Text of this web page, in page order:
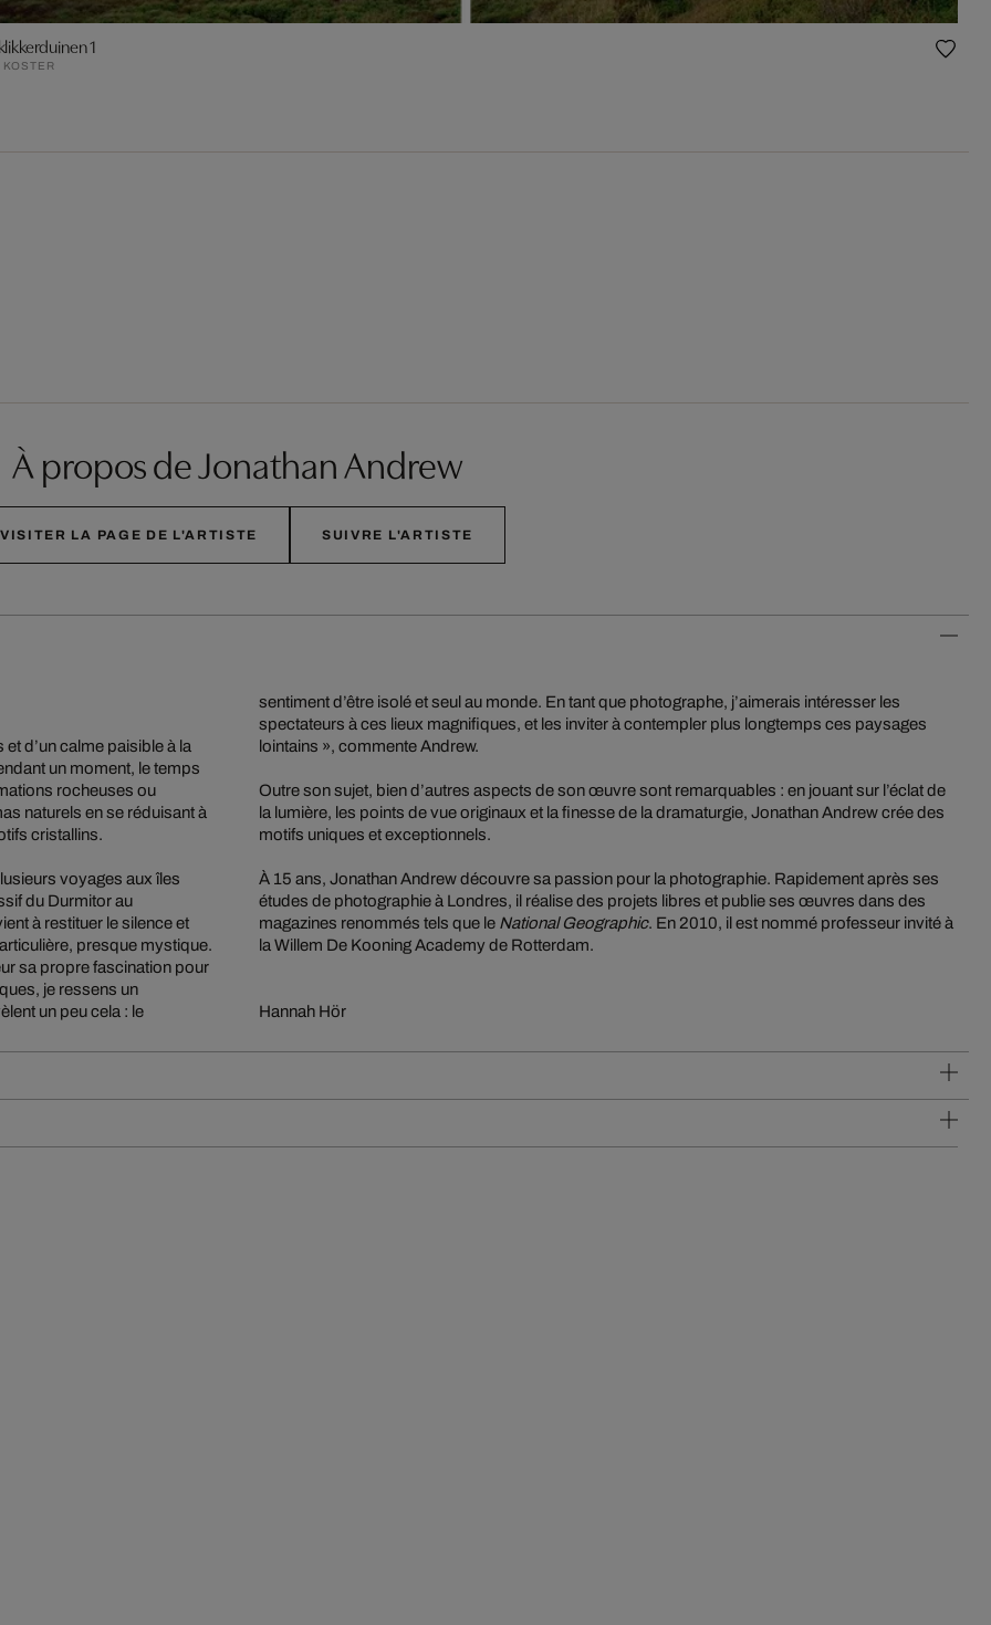
1
KOSTER
À propos de Jonathan Andrew
VISITER LA PAGE DE L'ARTISTE SUIVRE L'ARTISTE
d’un calme paisible à la
un moment, le temps
rocheuses ou
naturels en se réduisant à
cristallins.
voyages aux îles
du Durmitor au
à restituer le silence et
presque mystique.
sa propre fascination pour
je ressens un
un peu cela : le
sentiment d’être isolé et seul au monde. En tant que photographe, j’aimerais intéresser les
spectateurs à ces lieux magnifiques, et les inviter à contempler plus longtemps ces paysages
lointains », commente Andrew.
Outre son sujet, bien d’autres aspects de son œuvre sont remarquables : en jouant sur l’éclat de
la lumière, les points de vue originaux et la finesse de la dramaturgie, Jonathan Andrew crée des
motifs uniques et exceptionnels.
À 15 ans, Jonathan Andrew découvre sa passion pour la photographie. Rapidement après ses
études de photographie à Londres, il réalise des projets libres et publie ses œuvres dans des
magazines renommés tels que le National Geographic. En 2010, il est nommé professeur invité à
la Willem De Kooning Academy de Rotterdam.
Hannah Hör